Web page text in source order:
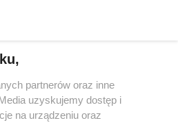
nie może być powielany i
w jakikolwiek sposób
mechaniczny) na jakimkolwiek polu
włącznie z umieszczaniem w
partnerów oraz inne
uzyskujemy dostęp i
na urządzeniu oraz